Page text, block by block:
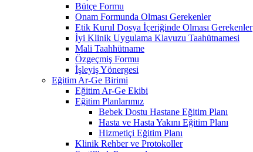
Bütçe Formu
Onam Formunda Olması Gerekenler
Etik Kurul Dosya İçeriğinde Olması Gerekenler
İyi Klinik Uygulama Klavuzu Taahütnamesi
Mali Taahhütname
Özgeçmiş Formu
İşleyiş Yönergesi
Eğitim Ar-Ge Birimi
Eğitim Ar-Ge Ekibi
Eğitim Planlarımız
Bebek Dostu Hastane Eğitim Planı
Hasta ve Hasta Yakını Eğitim Planı
Hizmetiçi Eğitim Planı
Klinik Rehber ve Protokoller